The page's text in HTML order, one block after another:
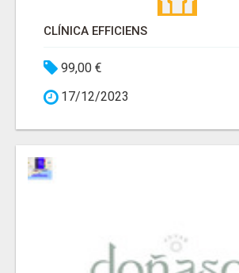
CLÍNICA EFFICIENS
99,00 €
17/12/2023